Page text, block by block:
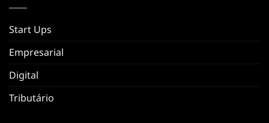
Start Ups
Empresarial
Digital
Tributário